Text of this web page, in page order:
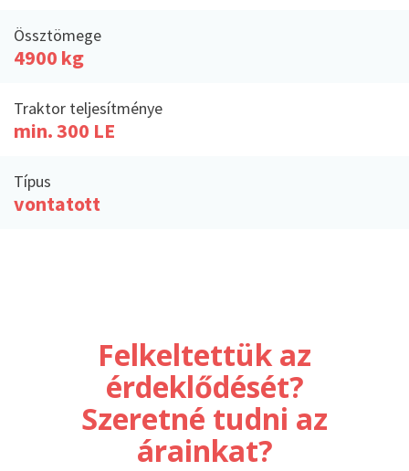
Össztömege
4900 kg
Traktor teljesítménye
min. 300 LE
Típus
vontatott
Felkeltettük az
érdeklődését?
Szeretné tudni az
árainkat?